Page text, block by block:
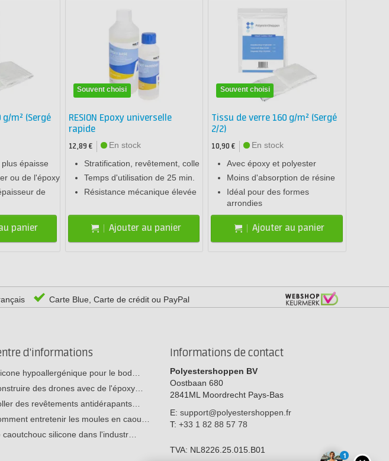
m² (Sergé
épaisse
ou de l'époxy
de
panier
Souvent choisi
RESION Epoxy universelle
rapide
12,89 €
En stock
Stratification, revêtement, colle
Temps d'utilisation de 25 min.
Résistance mécanique élevée
Ajouter au panier
Souvent choisi
Tissu de verre 160 g/m² (Sergé
2/2)
10,90 €
En stock
Avec époxy et polyester
Moins d'absorption de résine
Idéal pour des formes
arrondies
Ajouter au panier
Carte Blue, Carte de crédit ou PayPal
d'informations
hypoallergénique pour le bod…
des drones avec de l'époxy…
des revêtements antidérapants…
entretenir les moules en caou…
caoutchouc silicone dans l'industr…
Informations de contact
Polyestershoppen BV
Oostbaan 680
2841ML Moordrecht Pays-Bas
E: support@polyestershoppen.fr
T: +33 1 82 88 57 78
TVA: NL8226.25.015.B01
1